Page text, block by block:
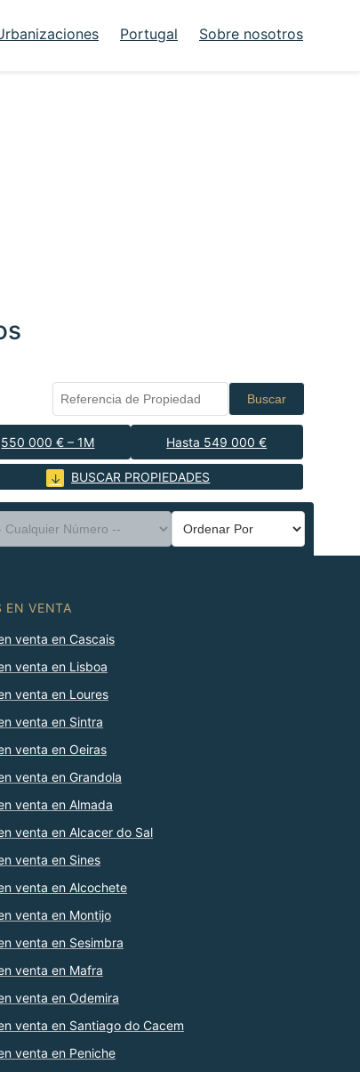
Portugal Sobre nosotros
Buscar
550 000 € – 1M Hasta 549 000 €
BUSCAR PROPIEDADES
EN VENTA
venta en Cascais
venta en Lisboa
venta en Loures
venta en Sintra
venta en Oeiras
venta en Grandola
venta en Almada
venta en Alcacer do Sal
venta en Sines
venta en Alcochete
venta en Montijo
venta en Sesimbra
venta en Mafra
venta en Odemira
venta en Santiago do Cacem
venta en Peniche